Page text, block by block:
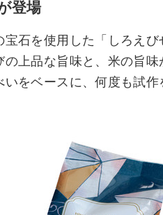
登場
石を使用した「しろえ
上品な旨味と、米の旨
をベースに、何度も試